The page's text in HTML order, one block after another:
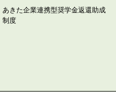
あきた企業連携型奨学金返還助成
制度